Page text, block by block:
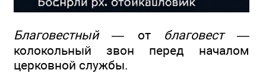
Благовестный— от благовест—
колокольный звон перед началом
церковной службы.